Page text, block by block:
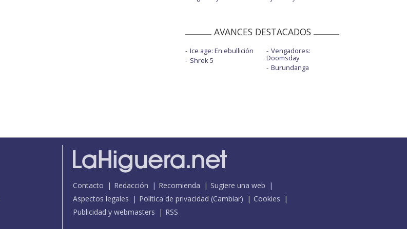
AVANCES DESTACADOS
Ice age: En ebullición
Shrek 5
Vengadores:
Doomsday
Burundanga
Contacto Redacción Recomienda
Sugiere una web
Aspectos legales
Política de privacidad (Cambiar)
Cookies
Publicidad y webmasters
RSS